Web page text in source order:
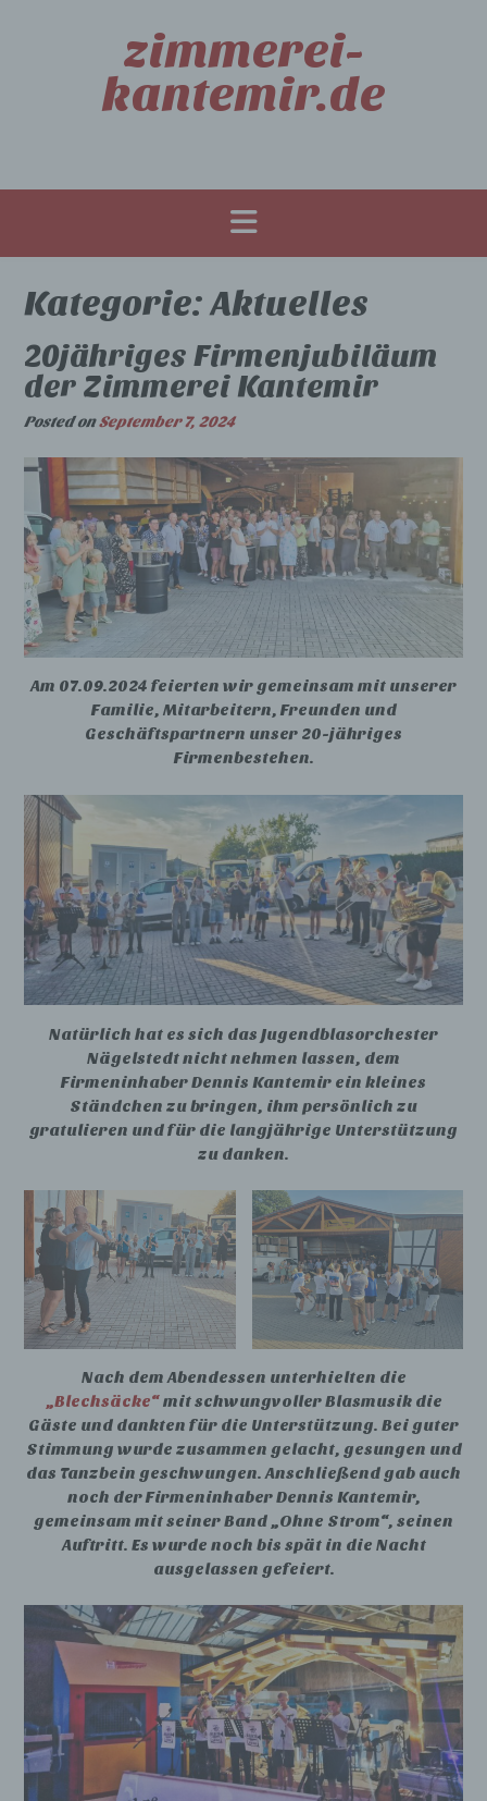
zimmerei-
kantemir.de
Kategorie:Aktuelles
20jähriges Firmenjubiläum
der Zimmerei Kantemir
Posted onSeptember 7, 2024
Am 07.09.2024 feierten wir gemeinsam mit unserer
Familie, Mitarbeitern, Freunden und
Geschäftspartnern unser 20-jähriges
Firmenbestehen.
Natürlich hat es sich das Jugendblasorchester
Nägelstedt nicht nehmen lassen, dem
Firmeninhaber Dennis Kantemir ein kleines
Ständchen zu bringen, ihm persönlich zu
gratulieren und für die langjährige Unterstützung
zu danken.
Nach dem Abendessen unterhielten die
„Blechsäcke“mit schwungvoller Blasmusik die
Gäste und dankten für die Unterstützung. Bei guter
Stimmung wurde zusammen gelacht, gesungen und
das Tanzbein geschwungen. Anschließend gab auch
noch der Firmeninhaber Dennis Kantemir,
gemeinsam mit seiner Band „Ohne Strom“, seinen
Auftritt. Es wurde noch bis spät in die Nacht
ausgelassen gefeiert.